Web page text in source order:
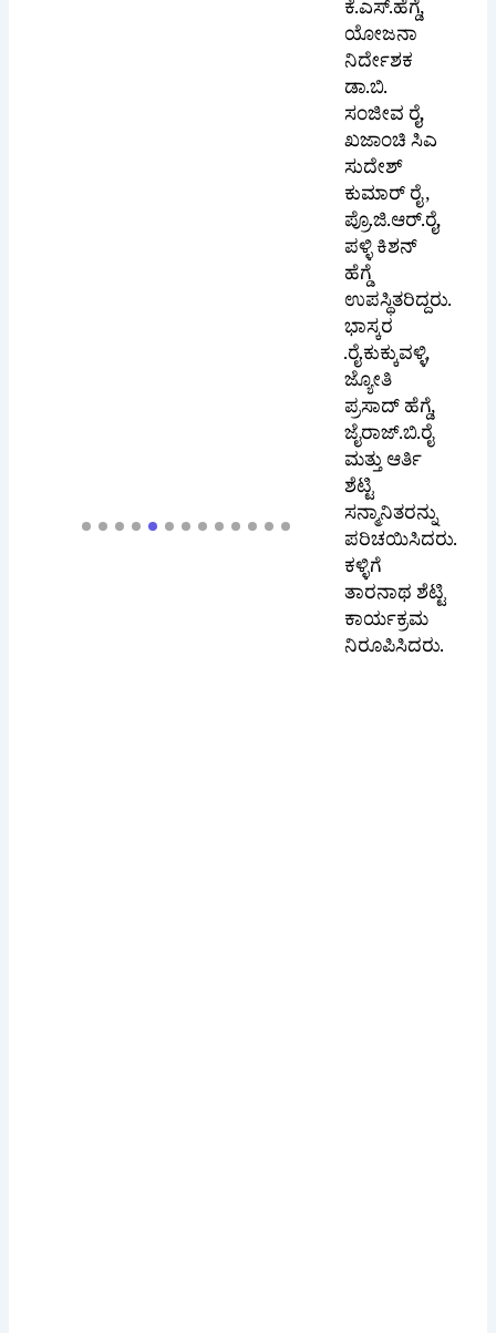
ಕೆ.ಎಸ್.ಹೆಗ್ಡೆ,
ಯೋಜನಾ
ನಿರ್ದೇಶಕ
ಡಾ.ಬಿ.
ಸಂಜೀವ ರೈ,
ಖಜಾಂಚಿ ಸಿಎ
ಸುದೇಶ್
ಕುಮಾರ್ ರೈ ,
ಪ್ರೊ.ಜಿ.ಆರ್.ರೈ,
ಪಳ್ಳಿ ಕಿಶನ್
ಹೆಗ್ಡೆ
ಉಪಸ್ಥಿತರಿದ್ದರು.
ಭಾಸ್ಕರ
.ರೈ.ಕುಕ್ಕುವಳ್ಳಿ,
ಜ್ಯೋತಿ
ಪ್ರಸಾದ್ ಹೆಗ್ಡೆ,
ಜೈರಾಜ್.ಬಿ.ರೈ
ಮತ್ತು ಆರ್ತಿ
ಶೆಟ್ಟಿ
ಸನ್ಮಾನಿತರನ್ನು
ಪರಿಚಯಿಸಿದರು.
ಕಳ್ಳಿಗೆ
ತಾರನಾಥ ಶೆಟ್ಟಿ
ಕಾರ್ಯಕ್ರಮ
ನಿರೂಪಿಸಿದರು.